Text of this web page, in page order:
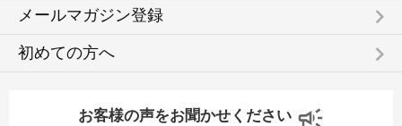
メールマガジン登録 keyboard_arrow_right
初めての方へ keyboard_arrow_right
お客様の声をお聞かせください